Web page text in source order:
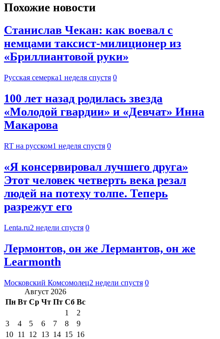
Похожие новости
Станислав Чекан: как воевал с
немцами таксист-милиционер из
«Бриллиантовой руки»
Русская семерка1 неделя спустя 0
100 лет назад родилась звезда
«Молодой гвардии» и «Девчат» Инна
Макарова
RT на русском1 неделя спустя 0
«Я консервировал лучшего друга»
Этот человек четверть века резал
людей на потеху толпе. Теперь
разрежут его
Lenta.ru2 недели спустя 0
Лермонтов, он же Лермантов, он же
Learmonth
Московский Комсомолец2 недели спустя 0
Август 2026
Пн Вт Ср Чт Пт Сб Вс
1
2
3
4 5 6 7 8
9
10 11 12 13 14 15 16